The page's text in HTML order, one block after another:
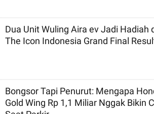
Dua Unit Wuling Aira ev Jadi Hadiah
The Icon Indonesia Grand Final
Bongsor Tapi Penurut: Mengapa
Gold Wing Rp 1,1 Miliar Nggak Bikin